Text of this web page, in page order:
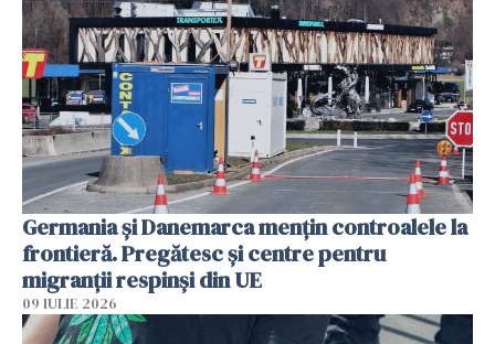
Germania și Danemarca mențin controalele la
frontieră. Pregătesc și centre pentru
migranții respinși din UE
09 IULIE 2026